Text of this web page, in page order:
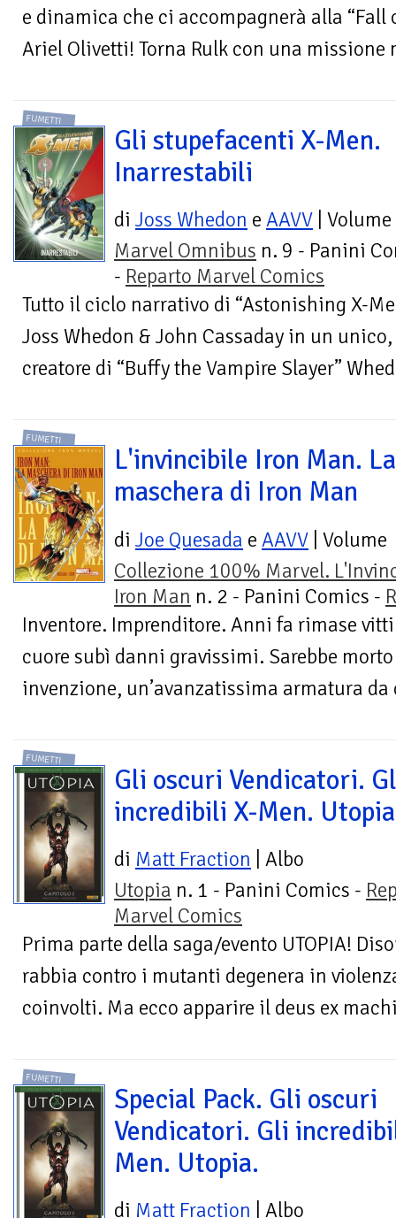
e dinamica che ci accompagnerà alla “Fall
Ariel Olivetti! Torna Rulk con una missione
FUMETTI
Gli stupefacenti X-Men.
Inarrestabili
di Joss Whedon e AAVV | Volume
Marvel Omnibus n. 9 - Panini
- Reparto Marvel Comics
Tutto il ciclo narrativo di “Astonishing X-
Joss Whedon & John Cassaday in un
creatore di “Buffy the Vampire Slayer”
FUMETTI
L'invincibile Iron Man. La
maschera di Iron Man
di Joe Quesada e AAVV | Volume
Collezione 100% Marvel.
Iron Man n. 2 - Panini Comics -
Inventore. Imprenditore. Anni fa rimase
cuore subì danni gravissimi. Sarebbe
invenzione, un’avanzatissima armatura
FUMETTI
Gli oscuri Vendicatori.
incredibili X-Men. Utopia
di Matt Fraction | Albo
Utopia n. 1 - Panini Comics -
Marvel Comics
Prima parte della saga/evento UTOPIA!
rabbia contro i mutanti degenera in
coinvolti. Ma ecco apparire il deus ex
FUMETTI
Special Pack. Gli oscuri
Vendicatori. Gli
Men. Utopia.
di Matt Fraction | Albo